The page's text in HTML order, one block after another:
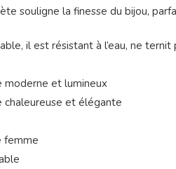
souligne la finesse du bijou,
il est résistant à l’eau, ne
et lumineux
chaleureuse et élégante
femme